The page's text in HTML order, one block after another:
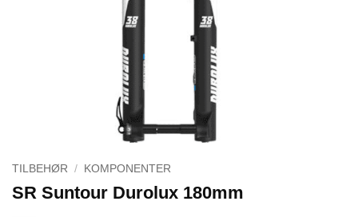
TILBEHØR / KOMPONENTER
SR Suntour Durolux 180mm